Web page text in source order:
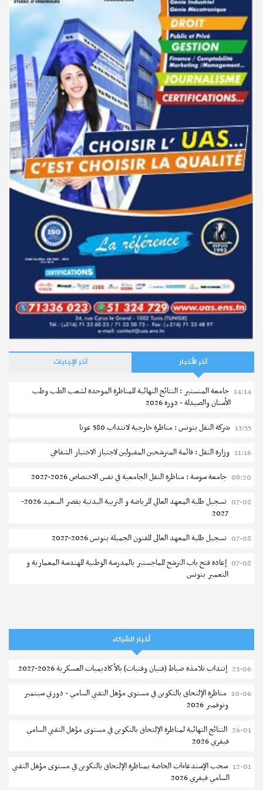
آخر الأخبار آخر الإجابات
14:14 جامعة المنستير : النتائج النهائية للمناظرة الموحدة لشعب الطب وطب
الأسنان والصيدلة - دورة 2026
13:55 شركة النقل بتونس : مناظرة خارجية لانتداب 580 عونا
11:16 وزارة النقل : قائمة المترشحين المقبولين لاجتياز الاختبار الشفاهي
09:20 جامعة سوسة : مناظرة النقل الجامعية في نفس الاختصاص 2026-2027
07-08
تسجيل طلبة المعهد العالي للرياضة و التربية البدنية بقصر السعيد 2026-
2027
07-08 تسجيل طلبة المعهد العالى للفنون الجميلة بتونس 2026-2027
07-08 إعادة فتح باب الترشح للماجستير بالمدرسة الوطنية للهندسة المعمارية و
التعمير بتونس
المعهد العالي للعلوم التطبيقية والتكنولوجيا بالقيروان : الترشح للماجستير
2026-2027
06-08 الترشح للماجستير بالمعهد العالي لمهن الموضة بالمنستير 2026-2027
تمديد آجال الترشح للماجستير بالمعهد العالي لعلوم و تقنيات المياه بقابس
أخبار الشركاء
23-06 إنتداب تلامذة ضباط (فتيان وفتيات) بالأكاديميات العسكرية 2026-2027
10-06 مناظرة الإلتحاق بالتكوين في مستوى مؤهل التقني السامي - دورتي سبتمبر
ونوفمبر 2026
26-01 النتائج النهائية لمناظرة الإلتحاق بالتكوين في مستوى مؤهل التقني السامي
فيفري 2026
12-01 سحب الإستدعاءات الخاصة بمناظرة الإلتحاق بالتكوين في مستوى مؤهل التقني
السامي فيفري 2026